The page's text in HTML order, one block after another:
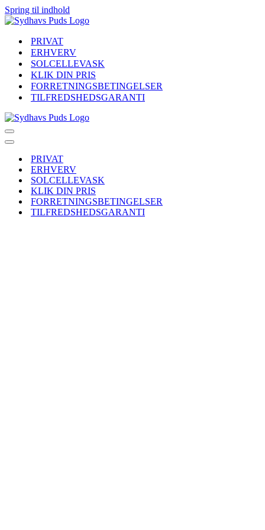
Spring til indhold
PRIVAT
ERHVERV
SOLCELLEVASK
KLIK DIN PRIS
FORRETNINGSBETINGELSER
TILFREDSHEDSGARANTI
Navigation
menu
Navigation
PRIVAT
ERHVERV
SOLCELLEVASK
KLIK DIN PRIS
FORRETNINGSBETINGELSER
TILFREDSHEDSGARANTI